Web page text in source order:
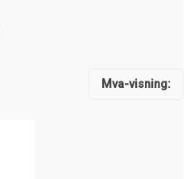
Mva-visning: